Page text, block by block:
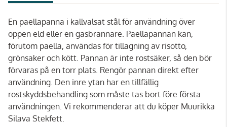
En paellapanna i kallvalsat stål för användning över
öppen eld eller en gasbrännare. Paellapannan kan,
förutom paella, användas för tillagning av risotto,
grönsaker och kött. Pannan är inte rostsäker, så den bör
förvaras på en torr plats. Rengör pannan direkt efter
användning. Den inre ytan har en tillfällig
rostskyddsbehandling som måste tas bort före första
användningen. Vi rekommenderar att du köper Muurikka
Silava Stekfett.